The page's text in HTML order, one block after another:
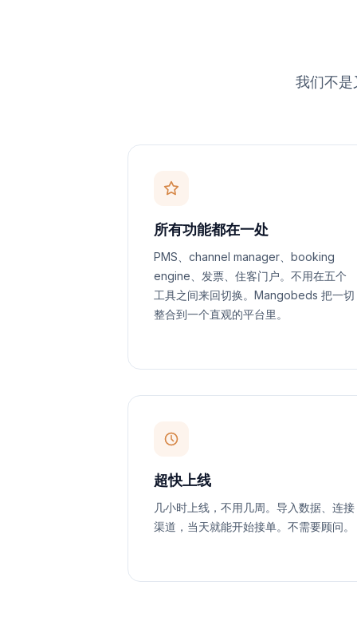
我们不
所有功能都在一处
PMS、channel manager、booking
engine、发票、住客门户。不用在五个
工具之间来回切换。Mangobeds 把一切
整合到一个直观的平台里。
超快上线
几小时上线，不用几周。导入数据、连接
渠道，当天就能开始接单。不需要顾问。